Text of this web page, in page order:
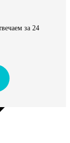
за 24